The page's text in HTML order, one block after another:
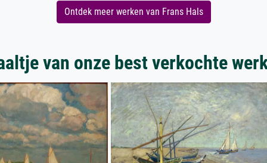
Ontdek meer werken van Frans Hals
van onze best verkochte